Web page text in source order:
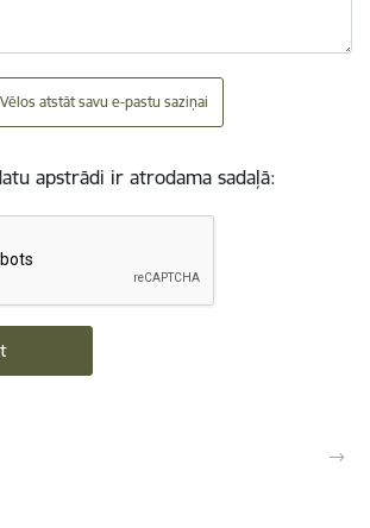
Vēlos atstāt savu e-pastu saziņai
apstrādi ir atrodama sadaļā: